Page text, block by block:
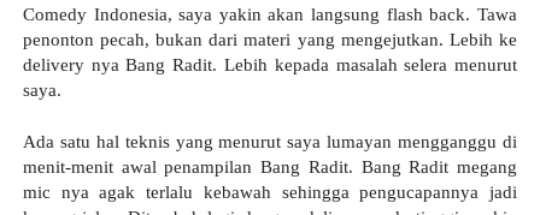
Comedy Indonesia, saya yakin akan langsung flash back. Tawa
penonton pecah, bukan dari materi yang mengejutkan. Lebih ke
delivery nya Bang Radit. Lebih kepada masalah selera menurut
saya.
Ada satu hal teknis yang menurut saya lumayan mengganggu di
menit-menit awal penampilan Bang Radit. Bang Radit megang
mic nya agak terlalu kebawah sehingga pengucapannya jadi